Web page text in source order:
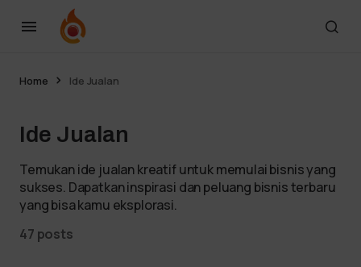
Home Ide Jualan
Ide Jualan
Temukan ide jualan kreatif untuk memulai bisnis yang
sukses. Dapatkan inspirasi dan peluang bisnis terbaru
yang bisa kamu eksplorasi.
47 posts